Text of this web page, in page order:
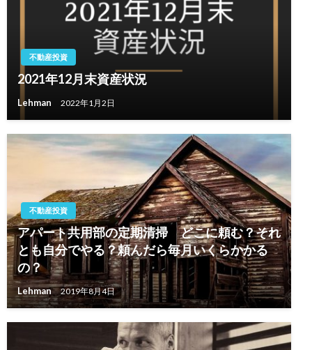
不動産投資
2021年12月末資産状況
Lehman 2022年1月2日
不動産投資
アパート共用部の定期清掃 どこに頼む？それ
とも自分でやる？頼んだら毎月いくらかかる
の？
Lehman 2019年8月4日